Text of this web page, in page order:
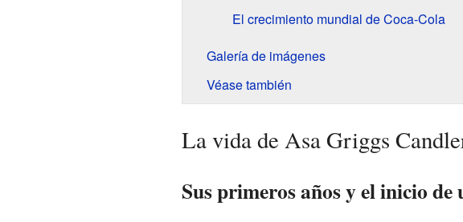
El crecimiento mundial de Coca-Cola
Galería de imágenes
Véase también
La vida de Asa Griggs
Sus primeros años y el inicio de